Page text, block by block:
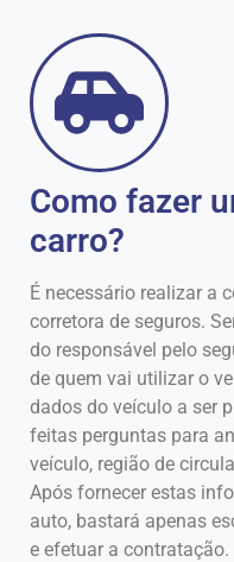
Como fazer
carro?
É necessário realizar a
corretora de seguros.
do responsável pelo
de quem vai utilizar o
dados do veículo a ser
feitas perguntas para
veículo, região de
Após fornecer estas
auto, bastará apenas
e efetuar a